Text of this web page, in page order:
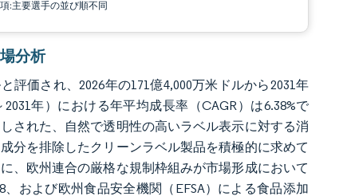
:主要選手の並び順不同
分析
評価され、2026年の171億4,000万米ドルから2031年
年）における年平均成長率（CAGR）は6.38%で
された、自然で透明性の高いラベル表示に対する消
分を排除したクリーンラベル製品を積極的に求めて
、欧州連合の厳格な規制枠組みが市場形成において
および欧州食品安全機関（EFSA）による食品添加